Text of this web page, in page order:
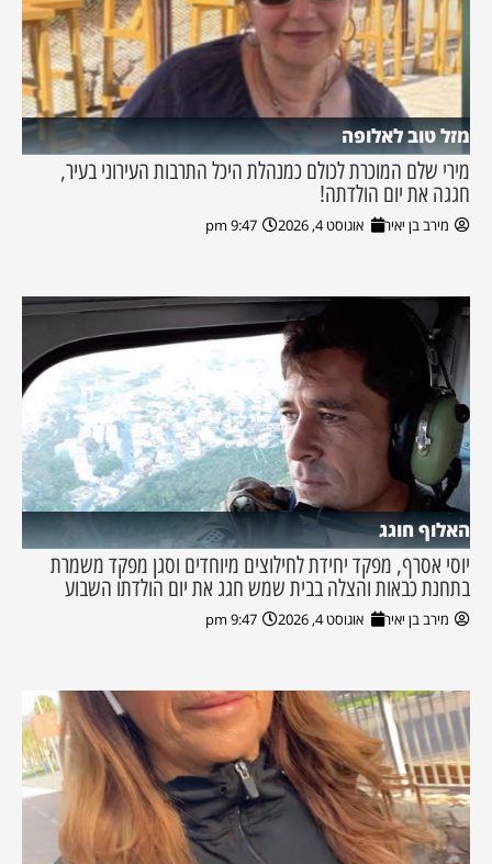
מזל טוב לאלופה
מירי שלם המוכרת לכולם כמנהלת היכל התרבות העירוני בעיר,
חגגה את יום הולדתה!
מירב בן יאיר אוגוסט 4, 2026 9:47 pm
האלוף חוגג
יוסי אסרף, מפקד יחידת לחילוצים מיוחדים וסגן מפקד משמרת
בתחנת כבאות והצלה בבית שמש חגג את יום הולדתו השבוע
מירב בן יאיר אוגוסט 4, 2026 9:47 pm